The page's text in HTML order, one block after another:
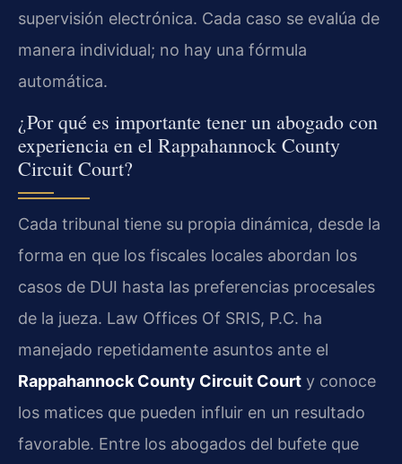
supervisión electrónica. Cada caso se evalúa de
manera individual; no hay una fórmula
automática.
¿Por qué es importante tener un abogado con
experiencia en el Rappahannock County
Circuit Court?
Cada tribunal tiene su propia dinámica, desde la
forma en que los fiscales locales abordan los
casos de DUI hasta las preferencias procesales
de la jueza. Law Offices Of SRIS, P.C. ha
manejado repetidamente asuntos ante el
Rappahannock County Circuit Court y conoce
los matices que pueden influir en un resultado
favorable. Entre los abogados del bufete que